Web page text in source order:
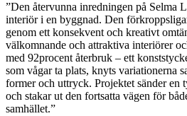
”Den återvunna inredningen på Selma
interiör i en byggnad. Den
genom ett konsekvent och kreativt
välkomnande och attraktiva interiörer
med 92procent återbruk – ett
som vågar ta plats, knyts variationerna
former och uttryck. Projektet sänder en
och stakar ut den fortsatta vägen för
samhället.”